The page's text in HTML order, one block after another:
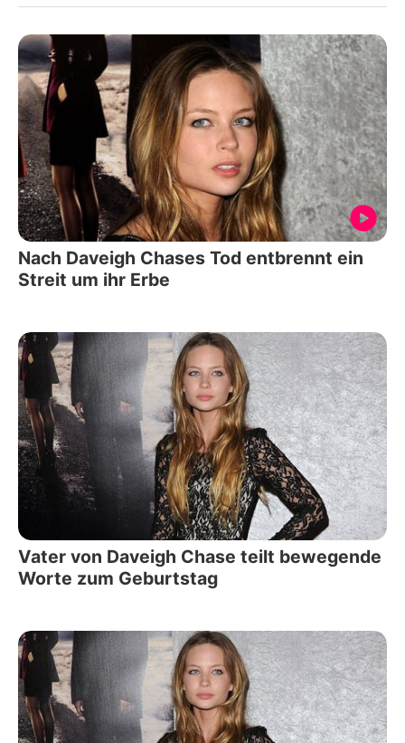
Nach Daveigh Chases Tod entbrennt ein
Streit um ihr Erbe
Vater von Daveigh Chase teilt bewegende
Worte zum Geburtstag